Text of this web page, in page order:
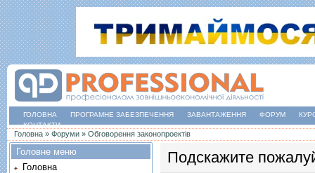
ГОЛОВНА ПРОГРАМНЕ ЗАБЕЗПЕЧЕННЯ ЗАВАНТАЖЕННЯ ФОРУМ
КОНТАКТИ
Ви є тут
Головна » Форуми » Обговорення законопроектів
Подскажите
Головне меню
Головна